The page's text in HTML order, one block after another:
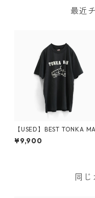
最近
【USED】BEST TONKA
T-Shirt
¥9,900
同